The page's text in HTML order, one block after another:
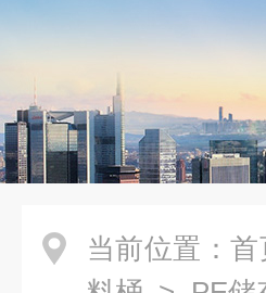
当前位置： 首